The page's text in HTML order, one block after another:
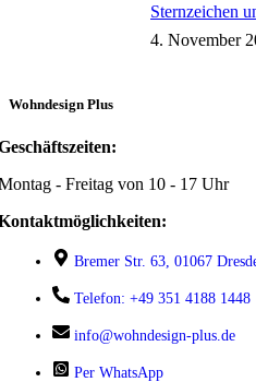
Sternzeichen
4. November
Wohndesign Plus
- Freitag von 10 - 17 Uhr
Bremer Str. 63, 01067
Telefon: +49 351 4188 1448
info@wohndesign-plus.de
Per WhatsApp